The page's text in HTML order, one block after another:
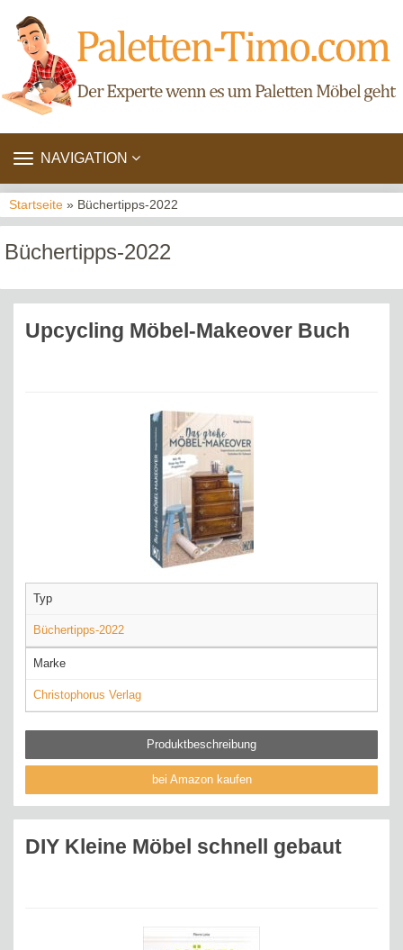
TOGGLE
NAVIGATION
Startseite » Büchertipps-2022
Büchertipps-2022
Upcycling Möbel-Makeover Buch
Typ
Büchertipps-2022
Marke
Christophorus Verlag
Produktbeschreibung
bei Amazon kaufen
DIY Kleine Möbel schnell gebaut